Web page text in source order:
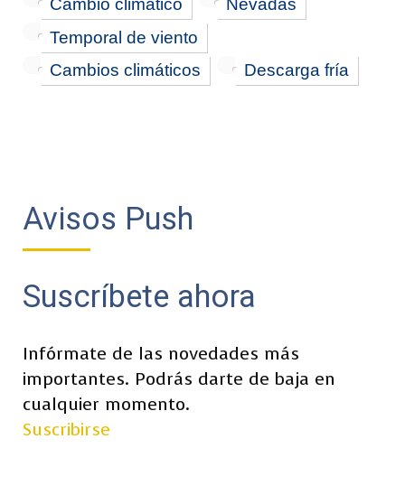
Temporal de viento
Cambios climáticos Descarga fría
Avisos Push
Suscríbete ahora
Infórmate de las novedades más
importantes. Podrás darte de baja en
cualquier momento.
Suscribirse